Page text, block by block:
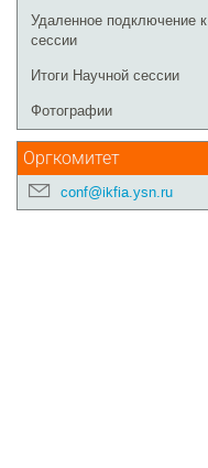
Удаленное подключение к
сессии
Итоги Научной сессии
Фотографии
Оргкомитет
conf@ikfia.ysn.ru